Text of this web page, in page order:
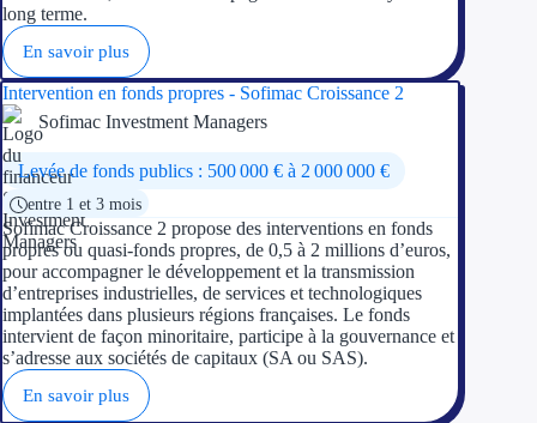
Territoires
Aides Région
Aides Région
Aides Région
Aides Région
long terme.
En savoir plus
Intervention en fonds propres - Sofimac Croissance 2
Sofimac Investment Managers
Levée de fonds publics : 500 000 € à 2 000 000 €
entre 1 et 3 mois
Sofimac Croissance 2 propose des interventions en fonds
propres ou quasi-fonds propres, de 0,5 à 2 millions d’euros,
pour accompagner le développement et la transmission
d’entreprises industrielles, de services et technologiques
implantées dans plusieurs régions françaises. Le fonds
intervient de façon minoritaire, participe à la gouvernance et
s’adresse aux sociétés de capitaux (SA ou SAS).
En savoir plus